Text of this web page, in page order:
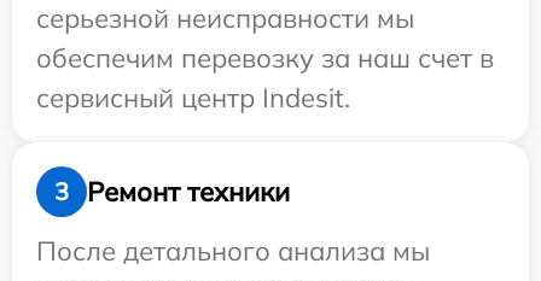
серьезной неисправности мы
обеспечим перевозку за наш счет в
сервисный центр Indesit.
3
Ремонт техники
После детального анализа мы